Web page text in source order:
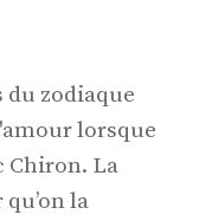
du zodiaque
lorsque
Chiron. La
la